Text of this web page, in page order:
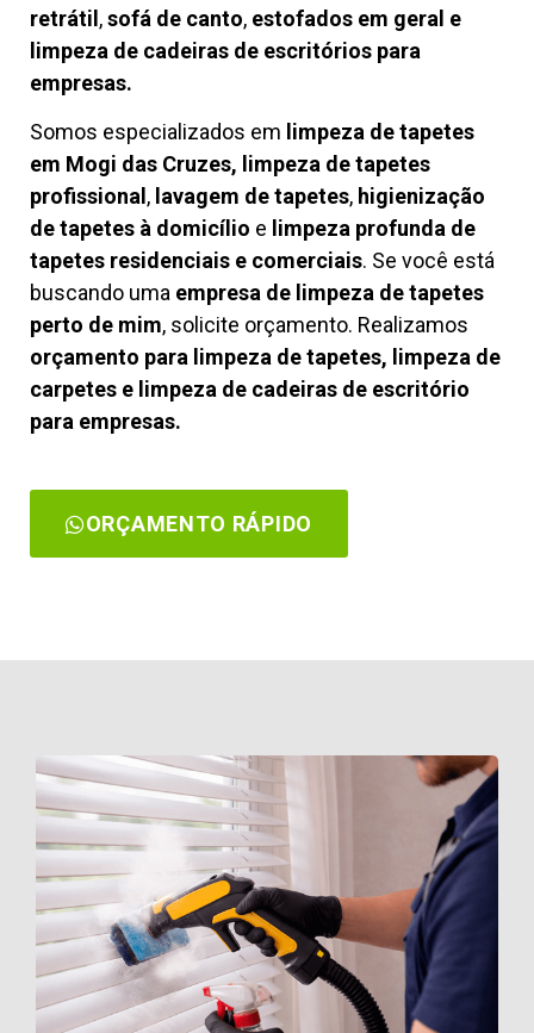
retrátil,sofá de canto, estofados em geral e
limpeza de cadeiras de escritórios para
empresas.
Somos especializados em limpeza de tapetes
em Mogi das Cruzes, limpeza de tapetes
profissional , lavagem de tapetes, higienização
de tapetes à domicílio e limpeza profunda de
tapetes residenciais e comerciais. Se você está
buscando uma empresa de limpeza de tapetes
perto de mim, solicite orçamento. Realizamos
orçamento para limpeza de tapetes, limpeza de
carpetes e limpeza de cadeiras de escritório
para empresas.
ORÇAMENTO RÁPIDO